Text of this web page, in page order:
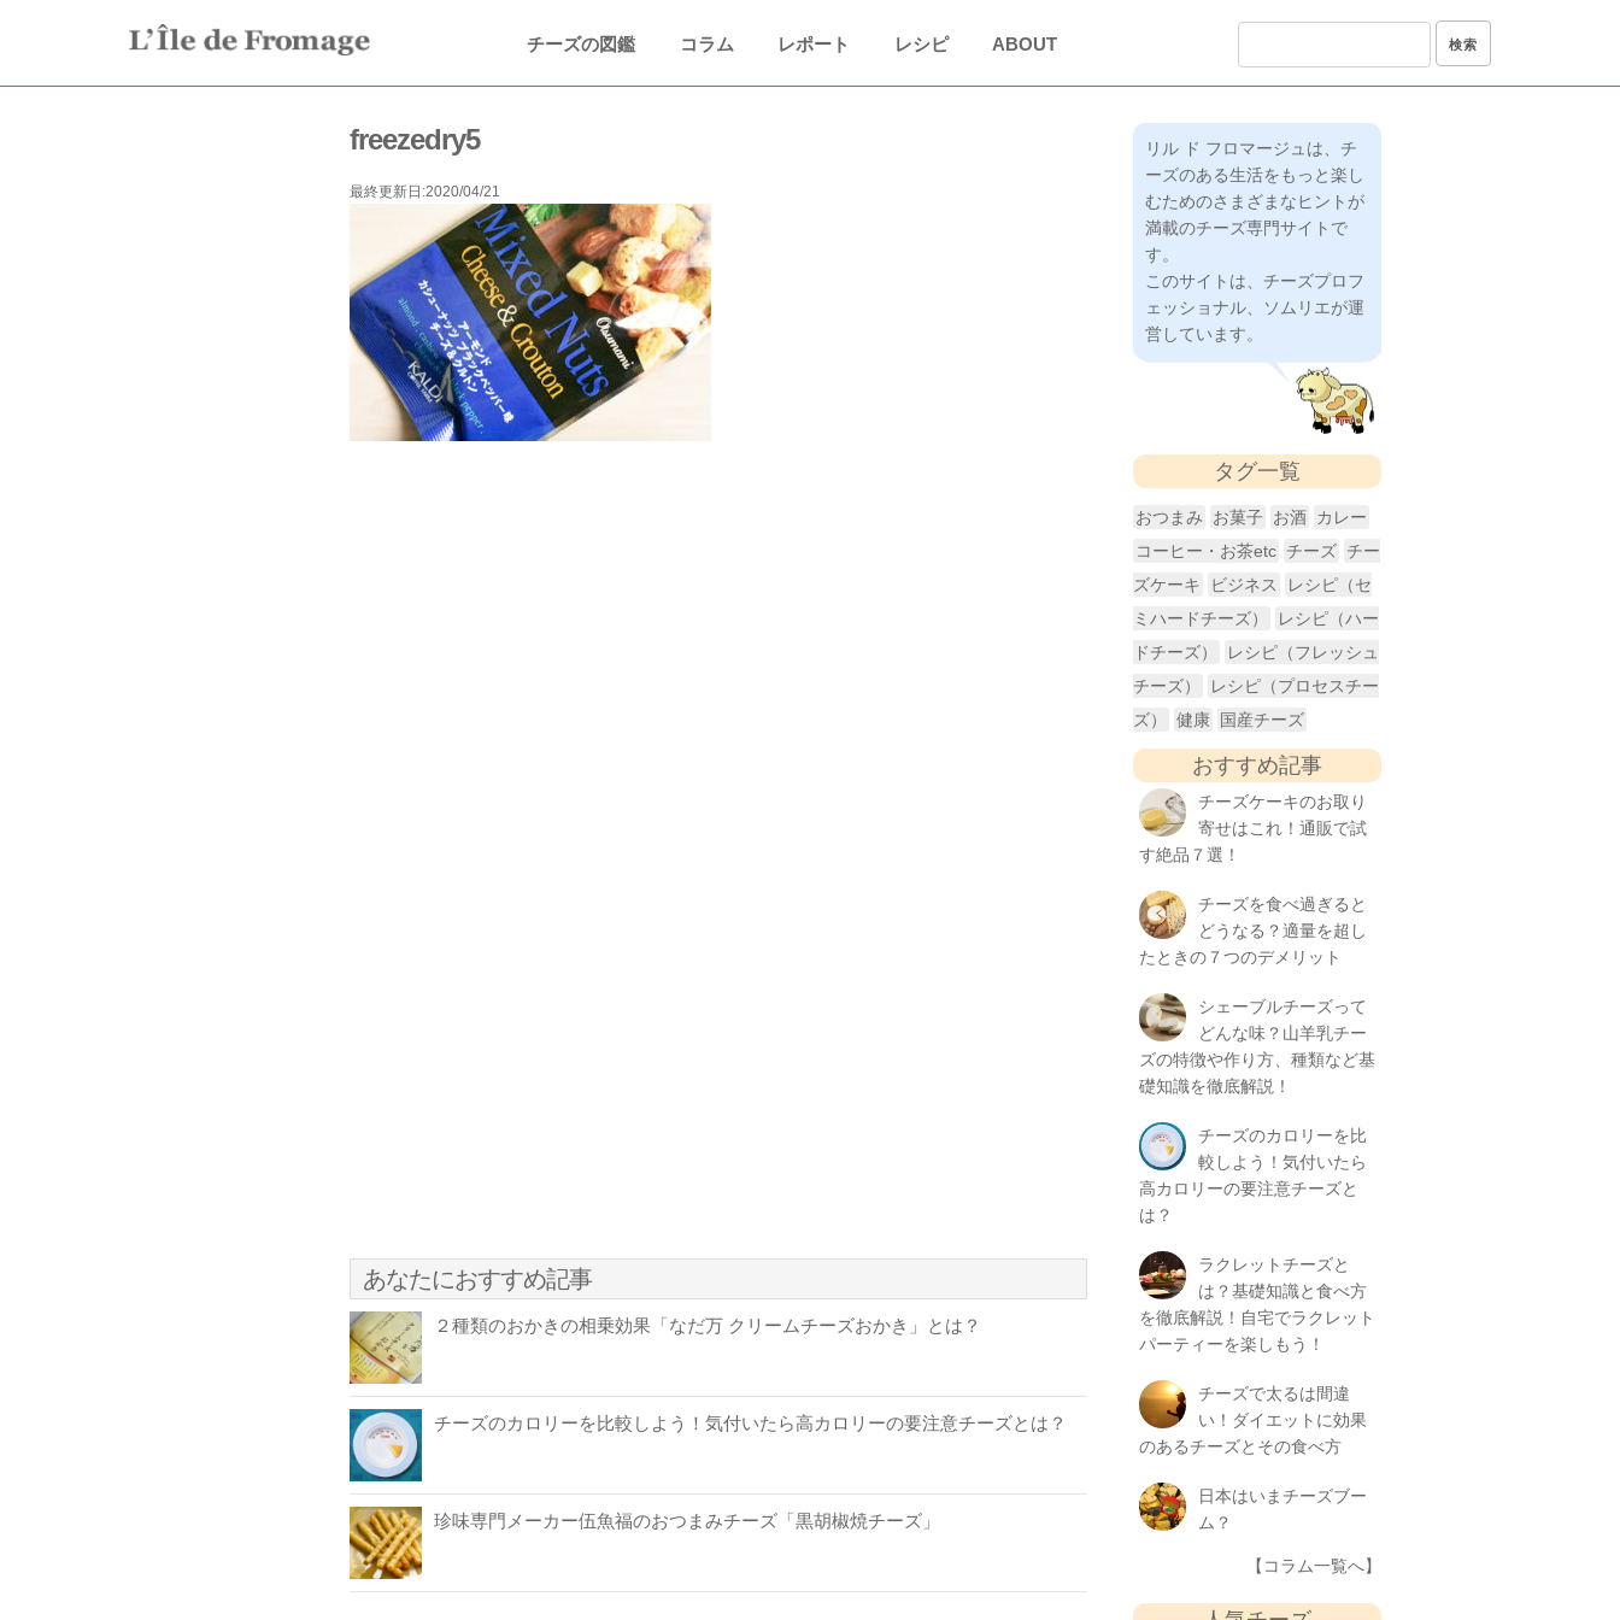
チーズの図鑑 コラム レポート レシピ ABOUT
freezedry5
最終更新日:2020/04/21
あなたにおすすめ記事
２種類のおかきの相乗効果「なだ万 クリームチーズおかき」とは？
チーズのカロリーを比較しよう！気付いたら高カロリーの要注意チーズとは？
珍味専門メーカー伍魚福のおつまみチーズ「黒胡椒焼チーズ」
リル ド フロマージュは、チ
ーズのある生活をもっと楽し
むためのさまざまなヒントが
満載のチーズ専門サイトで
す。
このサイトは、チーズプロフ
ェッショナル、ソムリエが運
営しています。
タグ一覧
おつまみ お菓子 お酒
カレー
コーヒー・お茶etc チーズ チー
ズケーキ
ビジネス
レシピ（セ
ミハードチーズ）
レシピ（ハー
ドチーズ）
レシピ（フレッシュ
チーズ）
レシピ（プロセスチー
ズ）
健康 国産チーズ
おすすめ記事
チーズケーキのお取り
寄せはこれ！通販で試
す絶品７選！
チーズを食べ過ぎると
どうなる？適量を超し
たときの７つのデメリット
シェーブルチーズって
どんな味？山羊乳チー
ズの特徴や作り方、種類など基
礎知識を徹底解説！
チーズのカロリーを比
較しよう！気付いたら
高カロリーの要注意チーズと
は？
ラクレットチーズと
は？基礎知識と食べ方
を徹底解説！自宅でラクレット
パーティーを楽しもう！
チーズで太るは間違
い！ダイエットに効果
のあるチーズとその食べ方
日本はいまチーズブー
ム？
【コラム一覧へ】